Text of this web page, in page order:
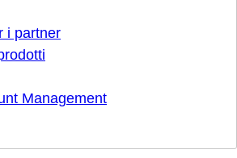
i partner
Management